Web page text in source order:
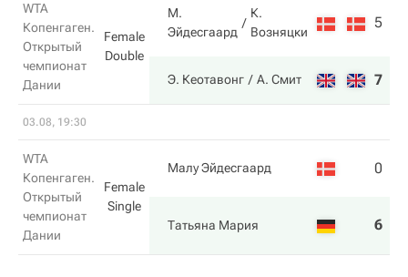
WTA
Копенгаген.
Открытый
чемпионат
Дании
Female
Double
М.
Эйдесгаард
К.
Возняцки
5
Э. Кеотавонг А. Смит 7
03.08, 19:30
WTA
Копенгаген.
Открытый
чемпионат
Дании
Female
Single
Малу Эйдесгаард 0
Татьяна Мария 6